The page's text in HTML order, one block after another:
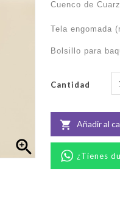

Cuenco de
Tela engomada
Bolsillo para
Cantidad
 Añadir al
¿Tienes